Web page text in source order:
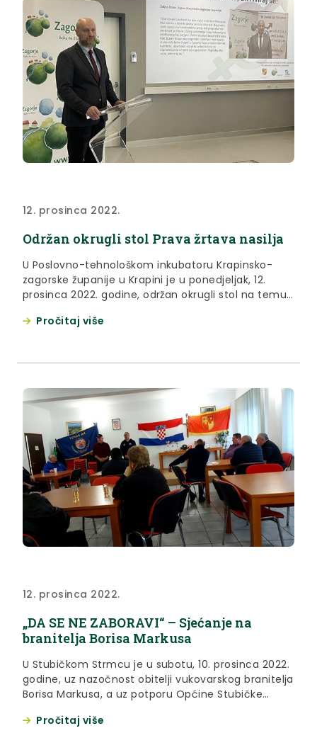
(Izvorište-Livada)
12. prosinca 2022.
Održan okrugli stol Prava žrtava nasilja
U Poslovno-tehnološkom inkubatoru Krapinsko-
zagorske županije u Krapini je u ponedjeljak, 12.
prosinca 2022. godine, održan okrugli stol na temu
Pročitaj više
12. prosinca 2022.
„DA SE NE ZABORAVI“ – Sjećanje na
branitelja Borisa Markusa
U Stubičkom Strmcu je u subotu, 10. prosinca 2022.
godine, uz nazočnost obitelji vukovarskog branitelja
Borisa Markusa, a uz potporu Općine Stubičke
organizaciji Udruge dragovoljaca i veterana
Pročitaj više